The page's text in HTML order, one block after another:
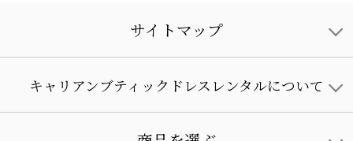
サイトマップ
キャリアンブティックドレスレンタルについて